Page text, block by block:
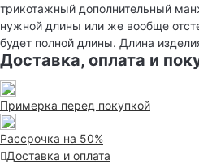
трикотажный дополнительный
нужной длины или же вообще
будет полной длины. Длина
Доставка, оплата и
Примерка перед покупкой
Рассрочка на 50%
Доставка и оплата